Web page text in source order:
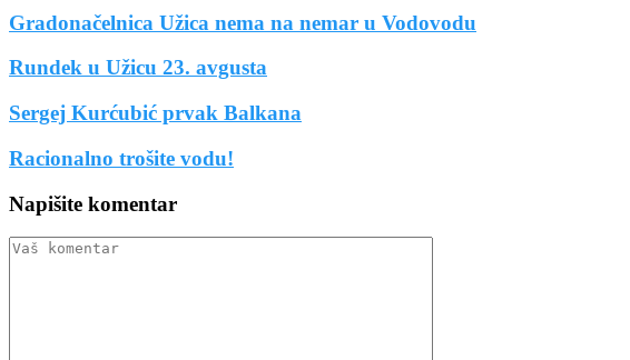
Gradonačelnica Užica nema na nemar u Vodovodu
Rundek u Užicu 23. avgusta
Sergej Kurćubić prvak Balkana
Racionalno trošite vodu!
Napišite komentar